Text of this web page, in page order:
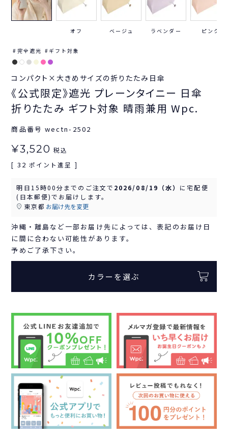
オフ ベージュ ラベンダー ピンク
完全遮光 ギフト対象
コンパクト×大きめサイズの折りたたみ日傘
《公式限定》遮光 プレーンタイニー 日傘
折りたたみ ギフト対象 晴雨兼用 Wpc.
商品番号 wectn-2502
¥3,520 税込
[ 32 ポイント進呈 ]
明日 15時00分 までのご注文で 2026/08/19（水） に宅配便
(日本郵便)でお届けします。
東京都 お届け先を変更
沖縄・離島など一部お届け先によっては、表記のお届け日
に間に合わない可能性があります。
予めご了承下さい。
カラーを選ぶ